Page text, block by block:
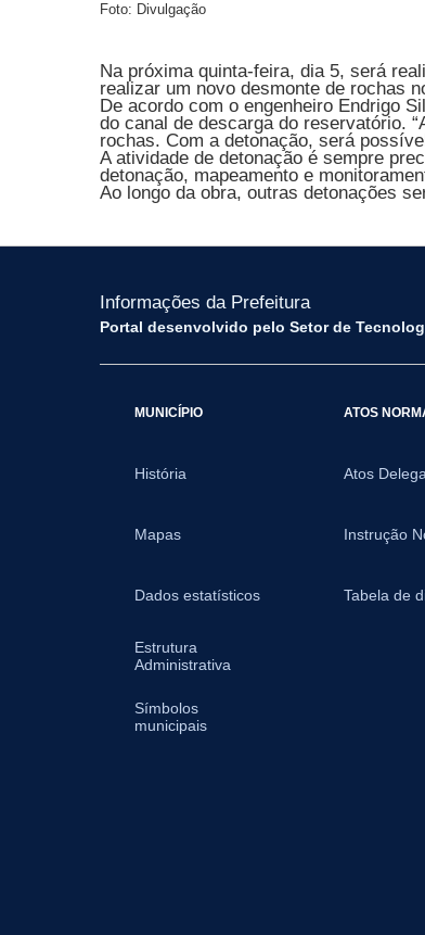
Foto: Divulgação
Na próxima quinta-feira, dia 5, será
realizar um novo desmonte de rochas
De acordo com o engenheiro Endrigo
do canal de descarga do reservatório.
rochas. Com a detonação, será
A atividade de detonação é sempre
detonação, mapeamento e
Ao longo da obra, outras detonações
Informações da Prefeitura
Portal desenvolvido pelo Setor de
MUNICÍPIO
História
Mapas
Dados estatísticos
Estrutura
Administrativa
Símbolos
municipais
ATOS
Atos
Instrução
Tabela de